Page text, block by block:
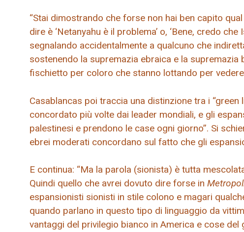
“Stai dimostrando che forse non hai ben capito
dire è ‘Netanyahu è il problema’ o, ‘Bene, credo
segnalando accidentalmente a qualcuno che
sostenendo la supremazia ebraica e la supremazia
fischietto per coloro che stanno lottando per
Casablancas poi traccia una distinzione tra i
concordato più volte dai leader mondiali, e gli
palestinesi e prendono le case ogni giorno”. Si
ebrei moderati concordano sul fatto che gli
E continua: “Ma la parola (sionista) è tutta
Quindi quello che avrei dovuto dire forse in
espansionisti sionisti in stile colono e magari
quando parlano in questo tipo di linguaggio da
vantaggi del privilegio bianco in America e cose